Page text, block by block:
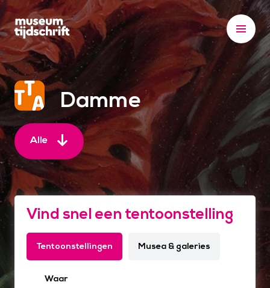
S
k
i
p
t
o
o
n
t
n
t
Damme
Alle
Vind snel een tentoonstelling
Tentoonstellingen Musea & galeries
Waar